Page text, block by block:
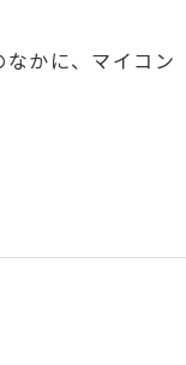
かに、マイコン